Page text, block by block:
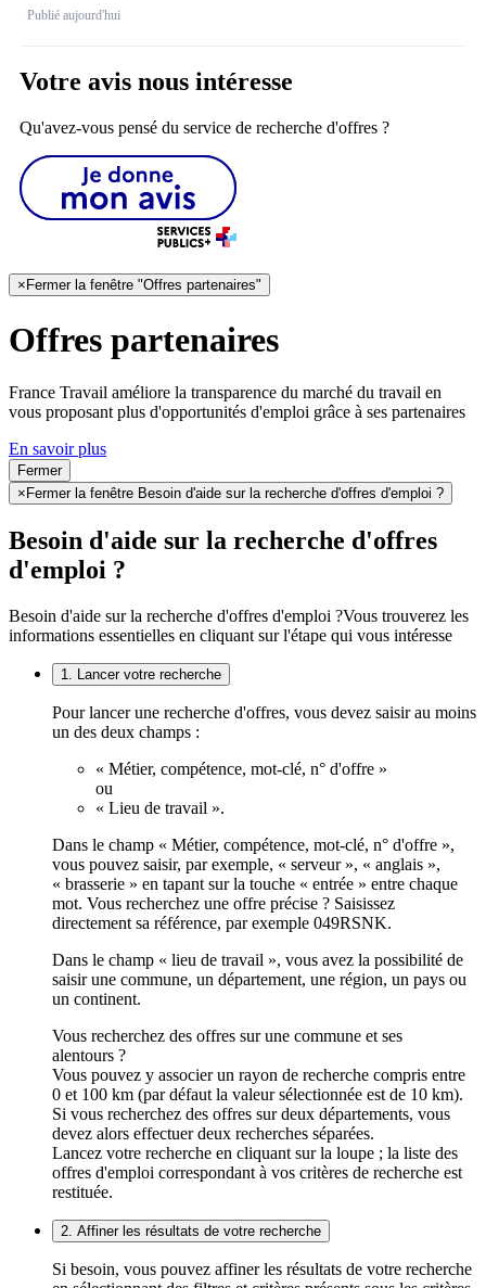
Publié aujourd'hui
Votre avis nous intéresse
Qu'avez-vous pensé du service de recherche d'offres ?
× Fermer la fenêtre "Offres partenaires"
Offres partenaires
France Travail améliore la transparence du marché du travail en
vous proposant plus d'opportunités d'emploi grâce à ses partenaires
En savoir plus
Fermer
× Fermer la fenêtre Besoin d'aide sur la recherche d'offres d'emploi ?
Besoin d'aide sur la recherche d'offres
d'emploi ?
Besoin d'aide sur la recherche d'offres d'emploi ?Vous trouverez les
informations essentielles en cliquant sur l'étape qui vous intéresse
1. Lancer votre recherche
Pour lancer une recherche d'offres, vous devez saisir au moins
un des deux champs :
« Métier, compétence, mot-clé, n° d'offre »
ou
« Lieu de travail ».
Dans le champ « Métier, compétence, mot-clé, n° d'offre »,
vous pouvez saisir, par exemple, « serveur », « anglais »,
« brasserie » en tapant sur la touche « entrée » entre chaque
mot. Vous recherchez une offre précise ? Saisissez
directement sa référence, par exemple 049RSNK.
Dans le champ « lieu de travail », vous avez la possibilité de
saisir une commune, un département, une région, un pays ou
un continent.
Vous recherchez des offres sur une commune et ses
alentours ?
Vous pouvez y associer un rayon de recherche compris entre
0 et 100 km (par défaut la valeur sélectionnée est de 10 km).
Si vous recherchez des offres sur deux départements, vous
devez alors effectuer deux recherches séparées.
Lancez votre recherche en cliquant sur la loupe ; la liste des
offres d'emploi correspondant à vos critères de recherche est
restituée.
2. Affiner les résultats de votre recherche
Si besoin, vous pouvez affiner les résultats de votre recherche